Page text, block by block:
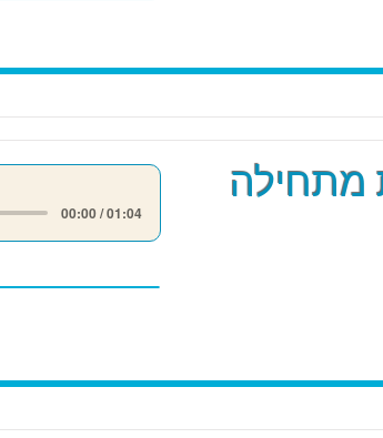
00:00 / 01:04
מתחילה